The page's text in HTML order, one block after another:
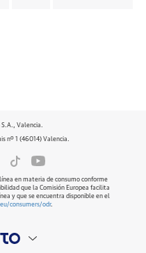
Valencia.
nº 1 (46014) Valencia.
en materia de consumo conforme
que la Comisión Europea facilita
y que se encuentra disponible en el
consumers/odr.